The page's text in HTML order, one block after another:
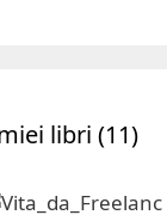
libri (11)